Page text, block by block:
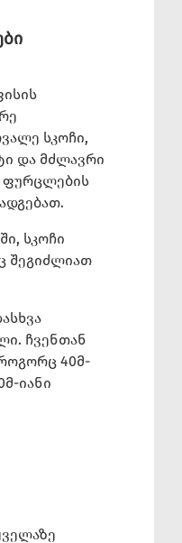
სკოჩი,
და მძლავრი
ფურცლების
სკოჩი
შეგიძლიათ
ჩვენთან
40მ-
იანი